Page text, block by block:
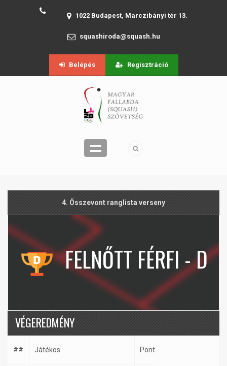
1022 Budapest, Marczibányi tér 13.
squashiroda@squash.hu
Belépés Regisztráció
4. Összevont ranglista verseny
FELNŐTT FÉRFI - D
VÉGEREDMÉNY
## Játékos Pont